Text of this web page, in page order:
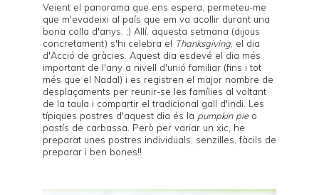
Veient el panorama que ens espera, permeteu-me
que m'evadeixi al país que em va acollir durant una
bona colla d'anys. ;) Allí, aquesta setmana (dijous
concretament) s'hi celebra el Thanksgiving , el dia
d'Acció de gràcies. Aquest dia esdevé el dia més
important de l'any a nivell d'unió familiar (fins i tot
més que el Nadal) i es registren el major nombre de
desplaçaments per reunir-se les famílies al voltant
de la taula i compartir el tradicional gall d'indi. Les
típiques postres d'aquest dia és la pumpkin pieo
pastís de carbassa . Però per variar un xic, he
preparat unes postres individuals, senzilles, fàcils de
preparar i ben bones!!